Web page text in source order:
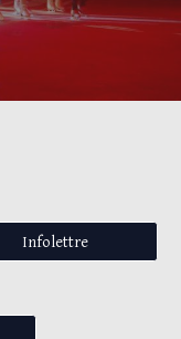
Infolettre